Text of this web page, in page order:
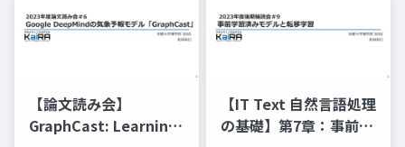
【論文読み会】
GraphCast: Learning
【IT Text 自然言語処理
の基礎】第7章：事前学